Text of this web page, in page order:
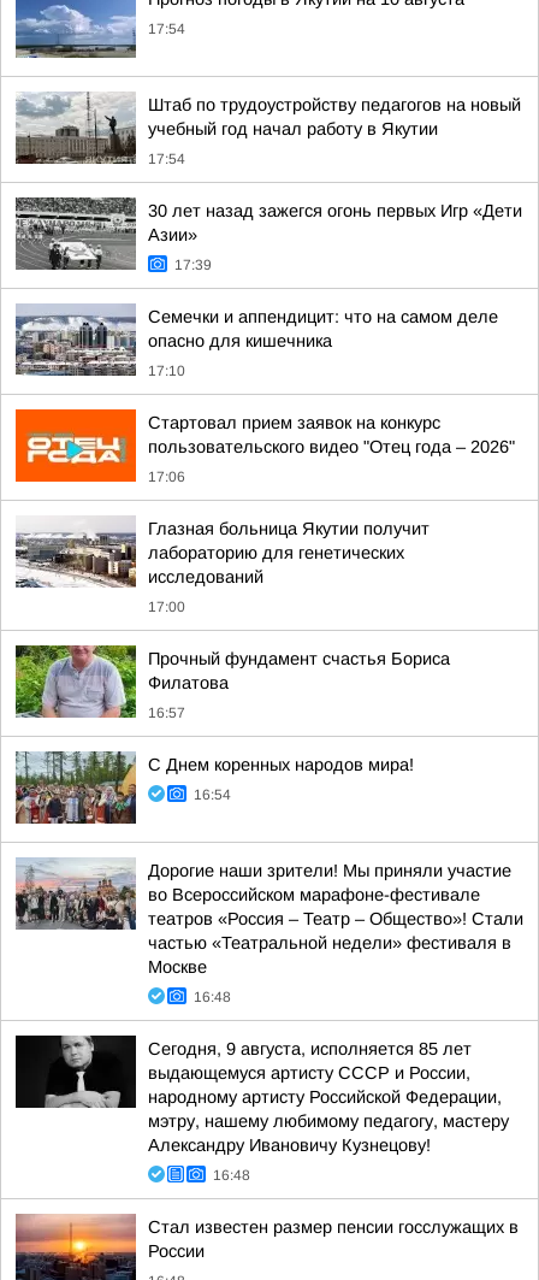
17:54
Штаб по трудоустройству педагогов на новый
учебный год начал работу в Якутии
17:54
30 лет назад зажегся огонь первых Игр «Дети
Азии»
17:39
Семечки и аппендицит: что на самом деле
опасно для кишечника
17:10
Стартовал прием заявок на конкурс
пользовательского видео "Отец года – 2026"
17:06
Глазная больница Якутии получит
лабораторию для генетических
исследований
17:00
Прочный фундамент счастья Бориса
Филатова
16:57
С Днем коренных народов мира!
16:54
Дорогие наши зрители! Мы приняли участие
во Всероссийском марафоне-фестивале
театров «Россия – Театр – Общество»! Стали
частью «Театральной недели» фестиваля в
Москве
16:48
Сегодня, 9 августа, исполняется 85 лет
выдающемуся артисту СССР и России,
народному артисту Российской Федерации,
мэтру, нашему любимому педагогу, мастеру
Александру Ивановичу Кузнецову!
16:48
Стал известен размер пенсии госслужащих в
России